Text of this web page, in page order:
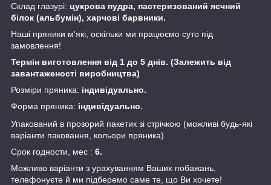
Склад глазурі: цукрова пудра, пастеризований яєчний
білок (альбумін), харчові барвники.
Наші пряники м'які, оскільки ми працюємо суто під
замовлення!
Термін виготовлення від 1 до 5 днів. (Залежить від
завантаженості виробництва)
Розміри пряника: індивідуально.
Форма пряника: індивідуально.
Упакований в прозорий пакетик зі стрічкою (можливі будь-які
варіанти паковання, кольори пряника)
Срок годности, мес : 6.
Можливо варіанти з урахуванням Ваших побажань,
телефонуєте й ми підберемо саме те, що Ви хочете!